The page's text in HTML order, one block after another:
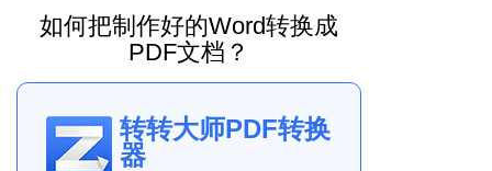
如何把制作好的Word转换成
PDF文档？
转转大师PDF转换
器